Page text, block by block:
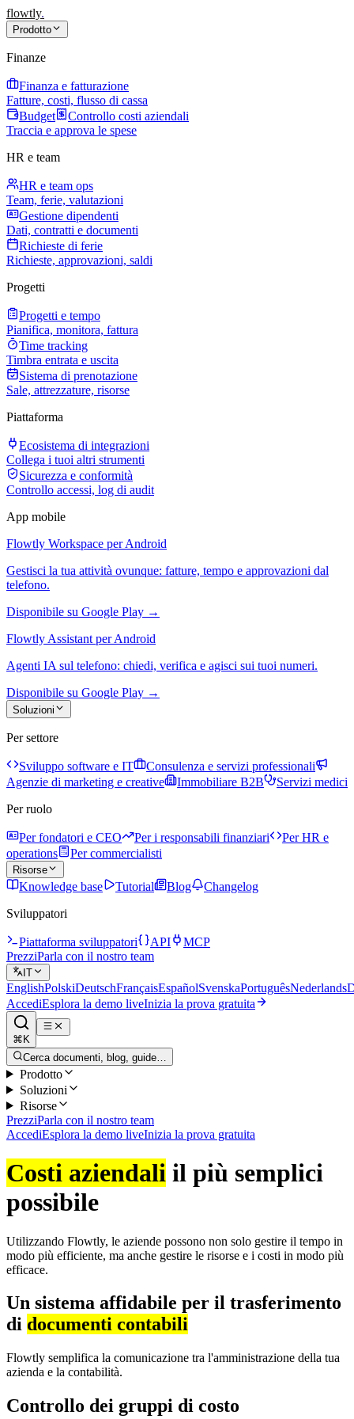
flowtly.
Prodotto
Finanze
Finanza e fatturazione
Fatture, costi, flusso di cassa
Budget
Controllo costi aziendali
Traccia e approva le spese
HR e team
HR e team ops
Team, ferie, valutazioni
Gestione dipendenti
Dati, contratti e documenti
Richieste di ferie
Richieste, approvazioni, saldi
Progetti
Progetti e tempo
Pianifica, monitora, fattura
Time tracking
Timbra entrata e uscita
Sistema di prenotazione
Sale, attrezzature, risorse
Piattaforma
Ecosistema di integrazioni
Collega i tuoi altri strumenti
Sicurezza e conformità
Controllo accessi, log di audit
App mobile
Flowtly Workspace per Android
Gestisci la tua attività ovunque: fatture, tempo e approvazioni dal
telefono.
Disponibile su Google Play →
Flowtly Assistant per Android
Agenti IA sul telefono: chiedi, verifica e agisci sui tuoi numeri.
Disponibile su Google Play →
Soluzioni
Per settore
Sviluppo software e IT
Consulenza e servizi professionali
Agenzie di marketing e creative
Immobiliare B2B
Servizi medici
Per ruolo
Per fondatori e CEO Per i responsabili finanziari
Per HR e
operations
Per commercialisti
Risorse
Knowledge base Tutorial Blog
Changelog
Sviluppatori
Piattaforma sviluppatori API
MCP
PrezziParla con il nostro team
IT
EnglishPolskiDeutschFrançaisEspañolSvenskaPortuguêsNederlands
AccediEsplora la demo liveInizia la prova gratuita
⌘K
Cerca documenti, blog, guide…
Prodotto
Soluzioni
Risorse
PrezziParla con il nostro team
AccediEsplora la demo liveInizia la prova gratuita
Costi aziendali il più semplici
possibile
Utilizzando Flowtly, le aziende possono non solo gestire il tempo in
modo più efficiente, ma anche gestire le risorse e i costi in modo più
efficace.
Un sistema affidabile per il trasferimento
di documenti contabili
Flowtly semplifica la comunicazione tra l'amministrazione della tua
azienda e la contabilità.
Controllo dei gruppi di costo